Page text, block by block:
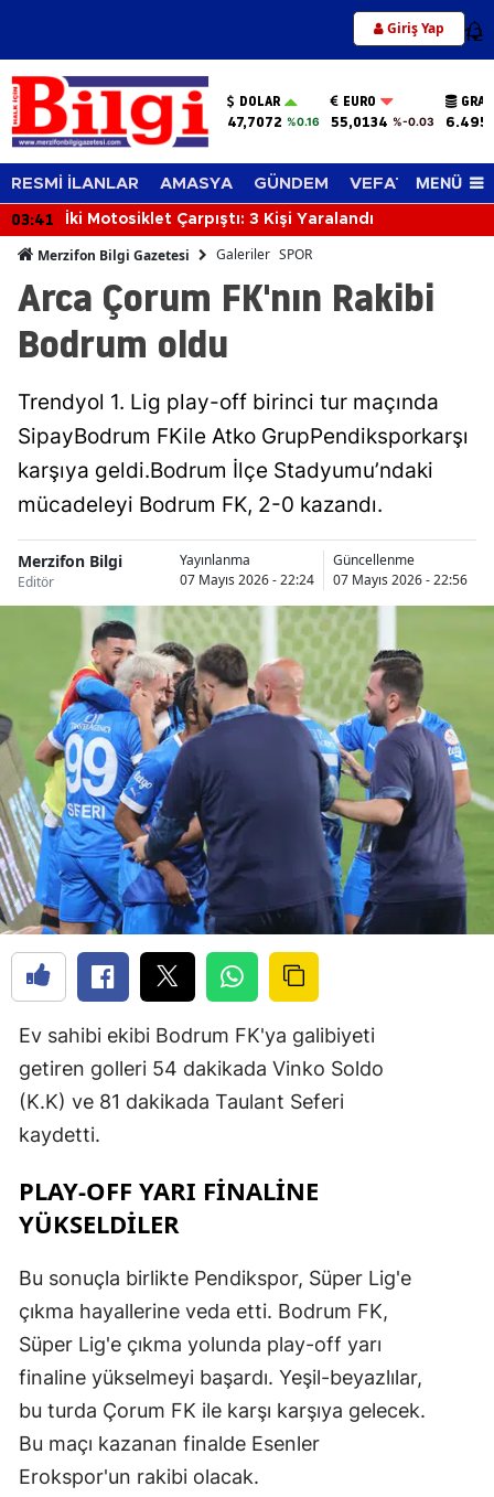
Giriş Yap 12
DOLAR
47,7072 %0.16
EURO
55,0134 %-0.03
RESMİ İLANLAR AMASYA GÜNDEM VEFAT EDENLER
MENÜ
03:41 İki Motosiklet Çarpıştı: 3 Kişi Yaralandı
Merzifon Bilgi Gazetesi Galeriler SPOR
Arca Çorum FK'nın Rakibi
Bodrum oldu
Trendyol 1. Lig play-off birinci tur maçında
SipayBodrum FKile Atko GrupPendiksporkarşı
karşıya geldi.Bodrum İlçe Stadyumu’ndaki
mücadeleyi Bodrum FK, 2-0 kazandı.
Merzifon Bilgi
Editör
Yayınlanma
07 Mayıs 2026 - 22:24
Güncellenme
07 Mayıs 2026 - 22:56
Ev sahibi ekibi Bodrum FK'ya galibiyeti
getiren golleri 54 dakikada Vinko Soldo
(K.K) ve 81 dakikada Taulant Seferi
kaydetti.
PLAY-OFF YARI FİNALİNE
YÜKSELDİLER
Bu sonuçla birlikte Pendikspor, Süper Lig'e
çıkma hayallerine veda etti. Bodrum FK,
Süper Lig'e çıkma yolunda play-off yarı
finaline yükselmeyi başardı. Yeşil-beyazlılar,
bu turda Çorum FK ile karşı karşıya gelecek.
Bu maçı kazanan finalde Esenler
Erokspor'un rakibi olacak.